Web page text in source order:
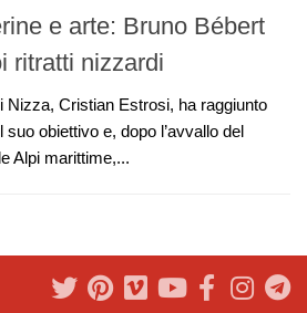
e arte: Bruno Bébert
ritratti nizzardi
Nizza, Cristian Estrosi, ha raggiunto
suo obiettivo e, dopo l’avvallo del
Alpi marittime,...